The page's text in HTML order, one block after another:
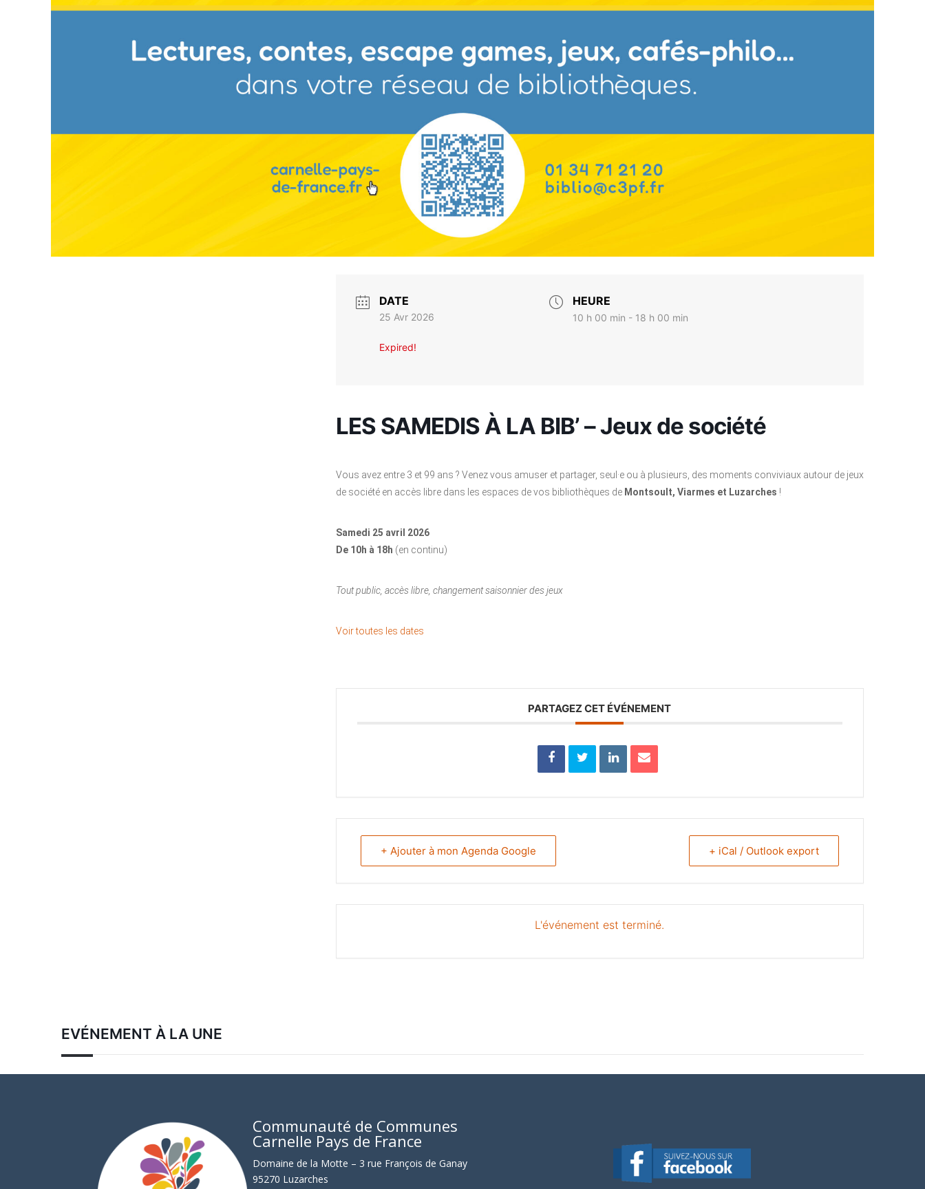
DATE
25 Avr 2026
Expired!
HEURE
10 h 00 min - 18 h 00 min
LES SAMEDIS À LA BIB’ – Jeux de société
Vous avez entre 3 et 99 ans ? Venez vous amuser et partager, seul·e ou à plusieurs, des moments conviviaux autour de jeux
de société en accès libre dans les espaces de vos bibliothèques de Montsoult, Viarmes et Luzarches !
Samedi 25 avril 2026
De 10h à 18h (en continu)
Tout public, accès libre, changement saisonnier des jeux
Voir toutes les dates
PARTAGEZ CET ÉVÉNEMENT
+ Ajouter à mon Agenda Google + iCal / Outlook export
L'événement est terminé.
EVÉNEMENT À LA UNE
Communauté de Communes
Carnelle Pays de France
Domaine de la Motte – 3 rue François de Ganay
95270 Luzarches